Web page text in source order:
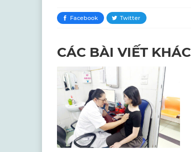
Facebook Twitter
CÁC BÀI VIẾT KHÁC